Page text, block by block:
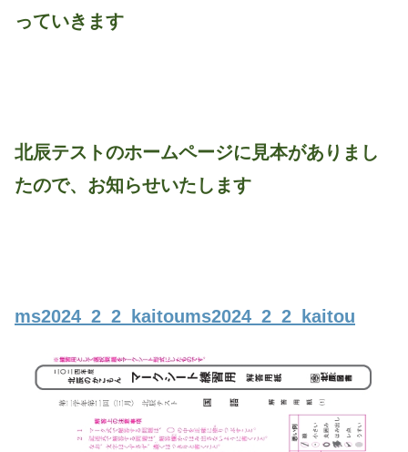
っていきます
北辰テストのホームページに見本がありまし
たので、お知らせいたします
ms2024_2_2_kaitoums2024_2_2_kaitou